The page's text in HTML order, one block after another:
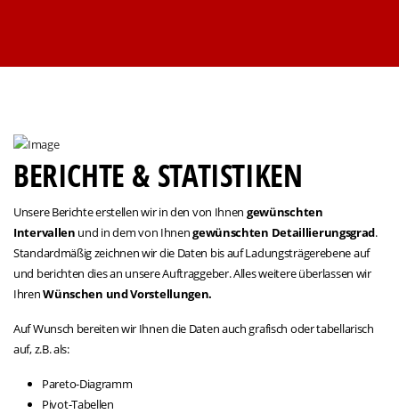
BERICHTE & STATISTIKEN
Unsere Berichte erstellen wir in den von Ihnen gewünschten
Intervallen und in dem von Ihnengewünschten Detaillierungsgrad.
Standardmäßig zeichnen wir die Daten bis auf Ladungsträgerebene auf
und berichten dies an unsere Auftraggeber. Alles weitere überlassen wir
IhrenWünschen und Vorstellungen.
Auf Wunsch bereiten wir Ihnen die Daten auch grafisch oder tabellarisch
auf, z.B. als:
Pareto-Diagramm
Pivot-Tabellen